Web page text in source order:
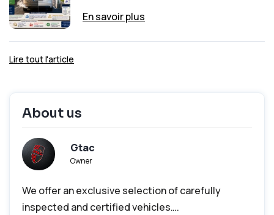
En savoir plus
Lire tout l'article
About us
Gtac
Owner
We offer an exclusive selection of carefully
inspected and certified vehicles….